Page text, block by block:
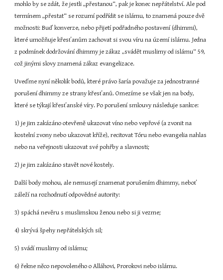
mohlo by se zdát, že jestli „přestanou“, pak je konec nepřátelství. Ale pod
termínem „přestat“ se rozumí podřídit se islámu, to znamená pouze dvě
možnosti: Buď konverze, nebo přijetí podřadného postavení (dhimmi),
které umožňuje křesťanům zachovat si svou víru na území islámu. Jedna
z podmínek dodržování dhimmy je zákaz „svádět muslimy od islámu“ 59,
což jinými slovy znamená zákaz evangelizace.
Uveďme nyní několik bodů, které právo šaría považuje za jednostranné
porušení dhimmy ze strany křesťanů. Omezíme se však jen na body,
které se týkají křesťanské víry. Po porušení smlouvy následuje sankce:
1) je jim zakázáno otevřeně ukazovat víno nebo vepřové (a zvonit na
kostelní zvony nebo ukazovat kříže), recitovat Tóru nebo evangelia nahlas
nebo na veřejnosti ukazovat své pohřby a slavnosti;
2) je jim zakázáno stavět nové kostely.
Další body mohou, ale nemusejí znamenat porušením dhimmy, neboť
záleží na rozhodnutí odpovědné autority:
3) spáchá nevěru s muslimskou ženou nebo si ji vezme;
4) skrývá špehy nepřátelských sil;
5) svádí muslimy od islámu;
6) řekne něco nepovoleného o Alláhovi, Prorokovi nebo islámu.